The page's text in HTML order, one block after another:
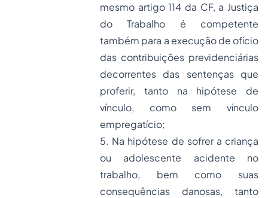
mesmo artigo 114 da CF, a Justiça
do Trabalho é competente
também para a execução de ofício
das contribuições previdenciárias
decorrentes das sentenças que
proferir, tanto na hipótese de
vínculo, como sem vínculo
empregatício;
5. Na hipótese de sofrer a criança
ou adolescente acidente no
trabalho, bem como suas
consequências danosas, tanto